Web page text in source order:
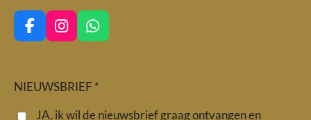
F
a
b
I
n
a
r
W
h
s
p
NIEUWSBRIEF *
JA, ik wil de nieuwsbrief graag ontvangen en